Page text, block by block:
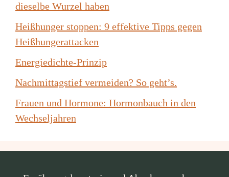
dieselbe Wurzel haben
Heißhunger stoppen: 9 effektive Tipps gegen
Heißhungerattacken
Energiedichte-Prinzip
Nachmittagstief vermeiden? So geht’s.
Frauen und Hormone: Hormonbauch in den
Wechseljahren